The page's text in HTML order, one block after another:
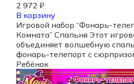
2 972 ₽
В корзину
Игровой набор “Фонарь-
Комната” Спальня Этот
объединяет волшебную
фонарь-телепорт с
Ребёнок